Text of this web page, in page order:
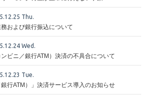
Thu.
および銀行振込について
Wed.
ンビニ／銀行ATM）決済の不具合について
Tue.
銀行ATM）」決済サービス導入のお知らせ